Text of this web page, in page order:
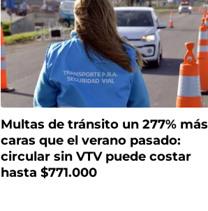
Multas de tránsito un 277% más
caras que el verano pasado:
circular sin VTV puede costar
hasta $771.000